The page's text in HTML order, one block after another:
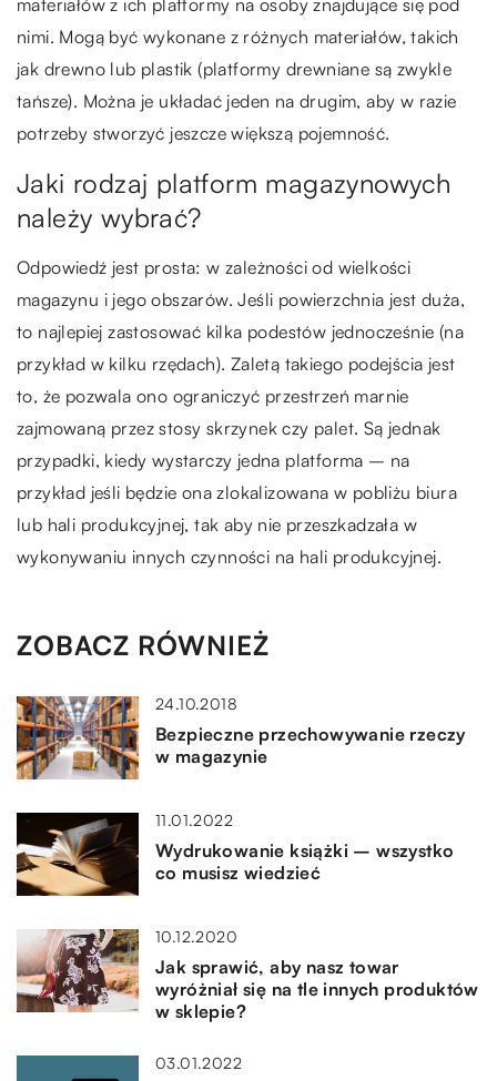
materiałów z ich platformy na osoby znajdujące się pod
nimi. Mogą być wykonane z różnych materiałów, takich
jak drewno lub plastik (platformy drewniane są zwykle
tańsze). Można je układać jeden na drugim, aby w razie
potrzeby stworzyć jeszcze większą pojemność.
Jaki rodzaj platform magazynowych
należy wybrać?
Odpowiedź jest prosta: w zależności od wielkości
magazynu i jego obszarów. Jeśli powierzchnia jest duża,
to najlepiej zastosować kilka podestów jednocześnie (na
przykład w kilku rzędach). Zaletą takiego podejścia jest
to, że pozwala ono ograniczyć przestrzeń marnie
zajmowaną przez stosy skrzynek czy palet. Są jednak
przypadki, kiedy wystarczy jedna platforma – na
przykład jeśli będzie ona zlokalizowana w pobliżu biura
lub hali produkcyjnej, tak aby nie przeszkadzała w
wykonywaniu innych czynności na hali produkcyjnej.
ZOBACZ RÓWNIEŻ
24.10.2018
Bezpieczne przechowywanie rzeczy
w magazynie
11.01.2022
Wydrukowanie książki – wszystko
co musisz wiedzieć
10.12.2020
Jak sprawić, aby nasz towar
wyróżniał się na tle innych produktów
w sklepie?
03.01.2022